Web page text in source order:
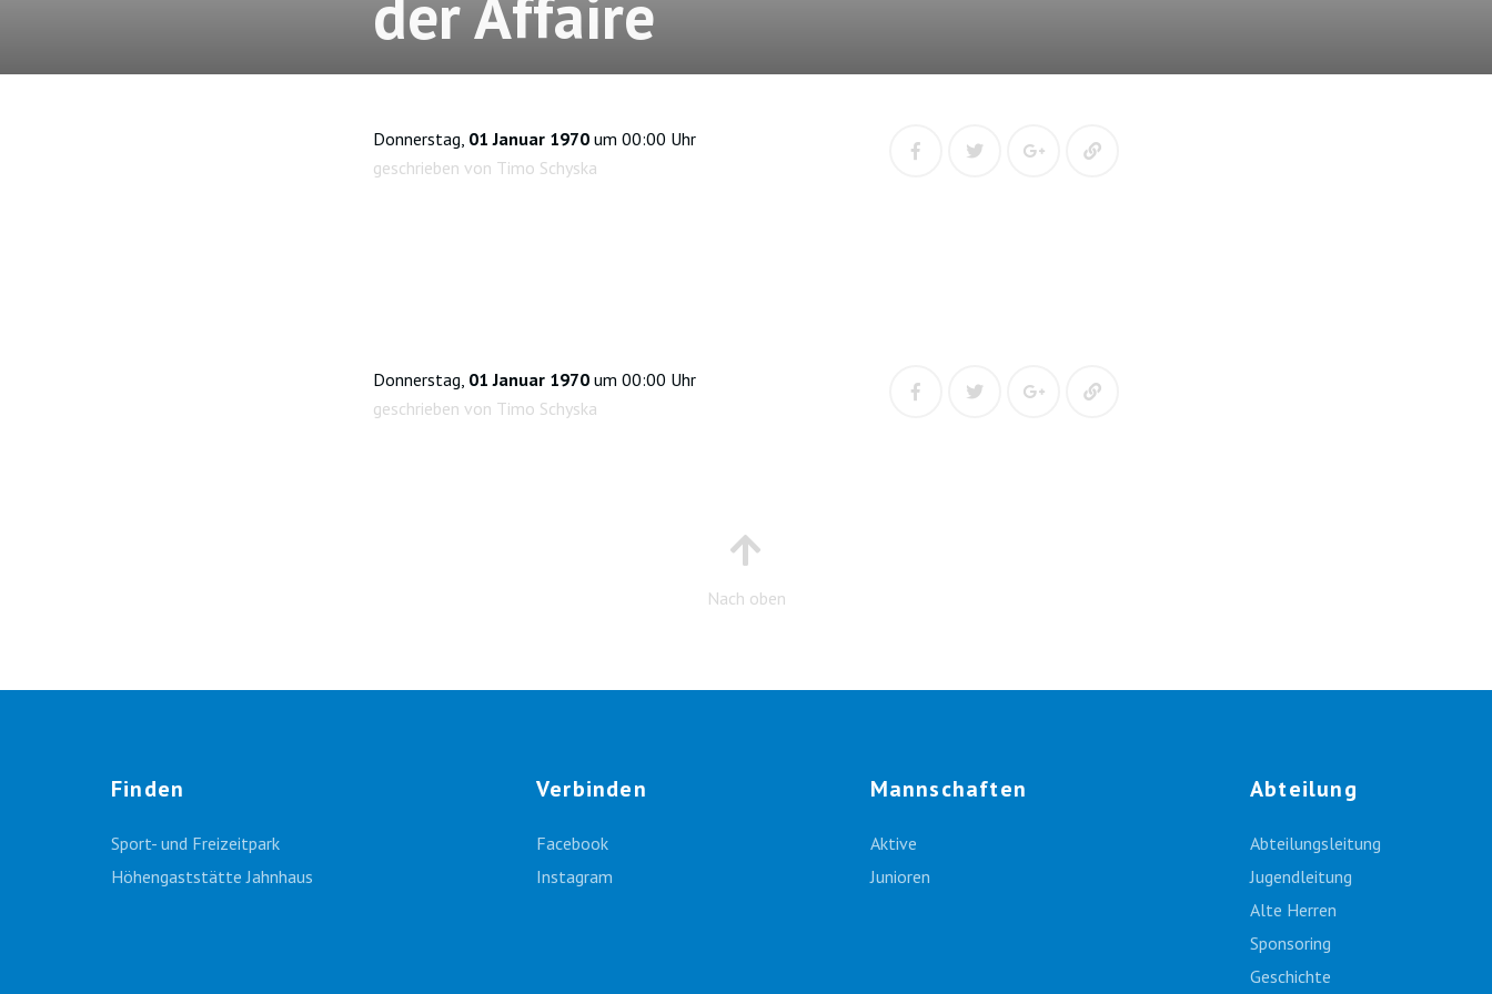
Donnerstag, 01 Januar 1970 um 00:00 Uhr
geschrieben von Timo Schyska
Donnerstag, 01 Januar 1970 um 00:00 Uhr
geschrieben von Timo Schyska
Nach oben
Finden
Sport- und Freizeitpark
Höhengaststätte Jahnhaus
Verbinden
Facebook
Instagram
Mannschaften
Aktive
Junioren
Abteilung
Abteilungsleitung
Jugendleitung
Alte Herren
Sponsoring
Geschichte